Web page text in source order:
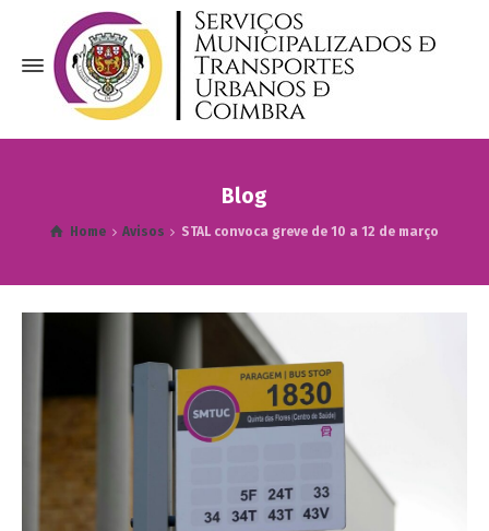
Blog
Home Avisos STAL convoca greve de 10 a 12 de março